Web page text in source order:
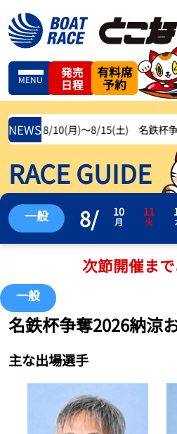
MENU
発売
日程
有料席
予約
NEWS
8/10(月)〜8/15(土) 名鉄杯争奪
RACE GUIDE
一般 8/ 10
月
11
火
次節開催ま
一般
名鉄杯争奪2026納涼
主な出場選手